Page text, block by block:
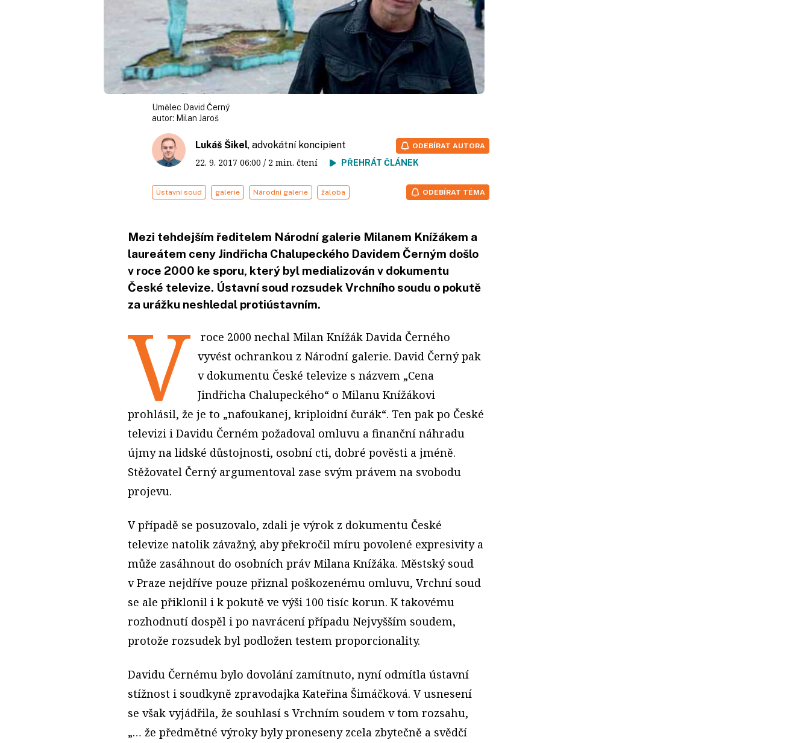
Umělec David Černý
autor: Milan Jaroš
Lukáš Šikel, advokátní koncipient
22. 9. 2017 06:00 / 2 min. čtení PŘEHRÁT ČLÁNEK
ODEBÍRAT AUTORA
Ústavní soud galerie Národní galerie žaloba ODEBÍRAT TÉMA
Mezi tehdejším ředitelem Národní galerie Milanem Knížákem a
laureátem ceny Jindřicha Chalupeckého Davidem Černým došlo
v roce 2000 ke sporu, který byl medializován v dokumentu
České televize. Ústavní soud rozsudek Vrchního soudu o pokutě
za urážku neshledal protiústavním.
V
roce 2000 nechal Milan Knížák Davida Černého
vyvést ochrankou z Národní galerie. David Černý pak
v dokumentu České televize s názvem „Cena
Jindřicha Chalupeckého“ o Milanu Knížákovi
prohlásil, že je to „nafoukanej, kriploidní čurák“. Ten pak po České
televizi i Davidu Černém požadoval omluvu a finanční náhradu
újmy na lidské důstojnosti, osobní cti, dobré pověsti a jméně.
Stěžovatel Černý argumentoval zase svým právem na svobodu
projevu.
V případě se posuzovalo, zdali je výrok z dokumentu České
televize natolik závažný, aby překročil míru povolené expresivity a
může zasáhnout do osobních práv Milana Knížáka. Městský soud
v Praze nejdříve pouze přiznal poškozenému omluvu, Vrchní soud
se ale přiklonil i k pokutě ve výši 100 tisíc korun. K takovému
rozhodnutí dospěl i po navrácení případu Nejvyšším soudem,
protože rozsudek byl podložen testem proporcionality.
Davidu Černému bylo dovolání zamítnuto, nyní odmítla ústavní
stížnost i soudkyně zpravodajka Kateřina Šimáčková. V usnesení
se však vyjádřila, že souhlasí s Vrchním soudem v tom rozsahu,
„… že předmětné výroky byly proneseny zcela zbytečně a svědčí